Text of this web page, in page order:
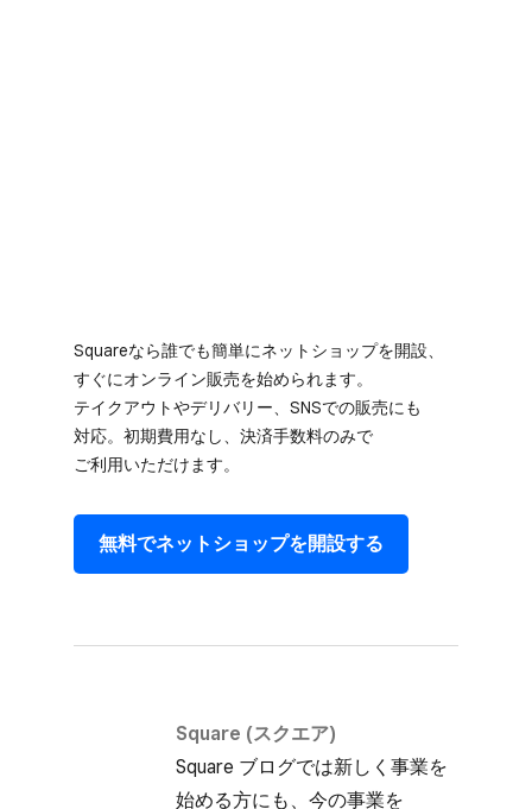
Squareなら誰でも​簡単に​ネットショップを​開設、​
すぐに​オンライン販売を​始められます。​
テイクアウトや​デリバリー、​SNSでの​販売にも​
対応。​初期費用なし、​決済手数料のみで​
ご利用いただけます。
無料で​ネットショップを​開設する
Square (スクエア)
Square ブログでは​新しく​事業を​
始める方にも、​今の​事業を​